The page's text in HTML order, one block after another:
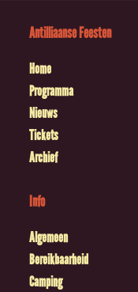
Antilliaanse Feesten
Home
Programma
Nieuws
Tickets
Archief
Info
Algemeen
Bereikbaarheid
Camping